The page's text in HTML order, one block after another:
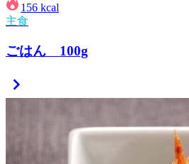
156 kcal
主食
ごはん 100g